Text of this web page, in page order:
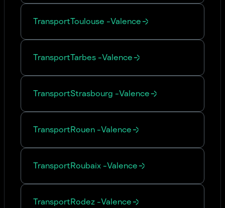
TransportToulouse -Valence
TransportTarbes -Valence
TransportStrasbourg -Valence
TransportRouen -Valence
TransportRoubaix -Valence
TransportRodez -Valence